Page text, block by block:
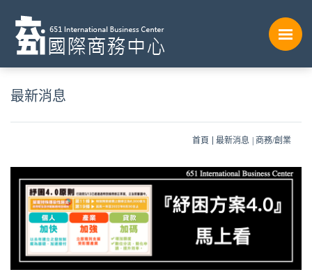
最新消息
首頁 最新消息 商務/創業